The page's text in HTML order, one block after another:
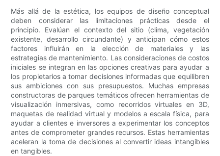
Más allá de la estética, los equipos de diseño conceptual
deben considerar las limitaciones prácticas desde el
principio. Evalúan el contexto del sitio (clima, vegetación
existente, desarrollo circundante) y anticipan cómo estos
factores influirán en la elección de materiales y las
estrategias de mantenimiento. Las consideraciones de costos
iniciales se integran en las opciones creativas para ayudar a
los propietarios a tomar decisiones informadas que equilibren
sus ambiciones con sus presupuestos. Muchas empresas
constructoras de parques temáticos ofrecen herramientas de
visualización inmersivas, como recorridos virtuales en 3D,
maquetas de realidad virtual y modelos a escala física, para
ayudar a clientes e inversores a experimentar los conceptos
antes de comprometer grandes recursos. Estas herramientas
aceleran la toma de decisiones al convertir ideas intangibles
en tangibles.